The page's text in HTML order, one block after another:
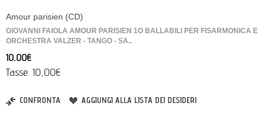
Amour parisien (CD)
GIOVANNI FAIOLA AMOUR PARISIEN 1O BALLABILI PER FISARMONICA E
ORCHESTRA VALZER - TANGO - SA..
10,00€
Tasse: 10,00€
CONFRONTA AGGIUNGI ALLA LISTA DEI DESIDERI